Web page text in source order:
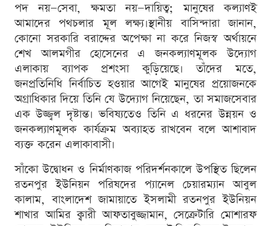
পদ নয়—সেবা, ক্ষমতা নয়—দায়িত্ব; মানুষের কল্যাণই
আমাদের পথচলার মূল লক্ষ্য।স্থানীয় বাসিন্দারা জানান,
কোনো সরকারি বরাদ্দের অপেক্ষা না করে নিজস্ব অর্থায়নে
শেখ আলমগীর হোসেনের এ জনকল্যাণমূলক উদ্যোগ
এলাকায় ব্যাপক প্রশংসা কুড়িয়েছে। তাঁদের মতে,
জনপ্রতিনিধি নির্বাচিত হওয়ার আগেই মানুষের প্রয়োজনকে
অগ্রাধিকার দিয়ে তিনি যে উদ্যোগ নিয়েছেন, তা সমাজসেবার
এক উজ্জ্বল দৃষ্টান্ত। ভবিষ্যতেও তিনি এ ধরনের উন্নয়ন ও
জনকল্যাণমূলক কার্যক্রম অব্যাহত রাখবেন বলে আশাবাদ
ব্যক্ত করেন এলাকাবাসী।
সাঁকো উদ্বোধন ও নির্মাণকাজ পরিদর্শনকালে উপস্থিত ছিলেন
রতনপুর ইউনিয়ন পরিষদের প্যানেল চেয়ারম্যান আবুল
কালাম, বাংলাদেশ জামায়াতে ইসলামী রতনপুর ইউনিয়ন
শাখার আমির ক্বারী আফতাবুজ্জামান, সেক্রেটারি মোশারফ